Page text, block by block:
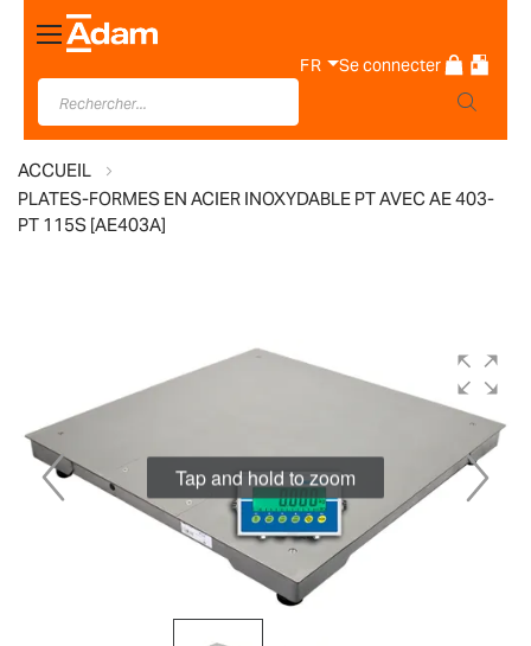
Basculer
la
navigation
FR Se connecter
ACCUEIL
PLATES-FORMES EN ACIER INOXYDABLE PT AVEC AE 403-
PT 115S [AE403A]
end
of
the
images
Tap and hold to zoom